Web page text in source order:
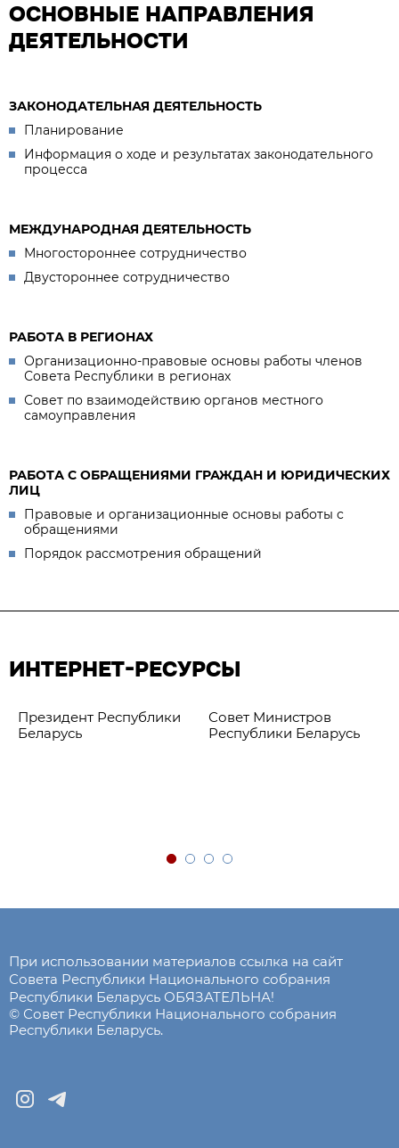
ОСНОВНЫЕ НАПРАВЛЕНИЯ
ДЕЯТЕЛЬНОСТИ
ЗАКОНОДАТЕЛЬНАЯ ДЕЯТЕЛЬНОСТЬ
Планирование
Информация о ходе и результатах законодательного
процесса
МЕЖДУНАРОДНАЯ ДЕЯТЕЛЬНОСТЬ
Многостороннее сотрудничество
Двустороннее сотрудничество
РАБОТА В РЕГИОНАХ
Организационно-правовые основы работы членов
Совета Республики в регионах
Совет по взаимодействию органов местного
самоуправления
РАБОТА С ОБРАЩЕНИЯМИ ГРАЖДАН И ЮРИДИЧЕСКИХ
ЛИЦ
Правовые и организационные основы работы с
обращениями
Порядок рассмотрения обращений
ИНТЕРНЕТ-РЕСУРСЫ
Президент Республики
Беларусь
Совет Министров
Республики Беларусь
При использовании материалов ссылка на сайт
Совета Республики Национального собрания
Республики Беларусь ОБЯЗАТЕЛЬНА!
© Совет Республики Национального собрания
Республики Беларусь.